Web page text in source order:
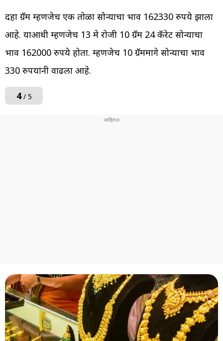
दहा ग्रॅम म्हणजेच एक तोळा सोन्याचा भाव 162330 रुपये झाला
आहे. याआधी म्हणजेच 13 मे रोजी 10 ग्रॅम 24 कॅरेट सोन्याचा
भाव 162000 रुपये होता. म्हणजेच 10 ग्रॅममागे सोन्याचा भाव
330 रुपयांनी वाढला आहे.
4/ 5